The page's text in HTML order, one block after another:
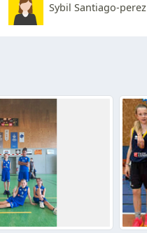
Sybil Santiago-perez